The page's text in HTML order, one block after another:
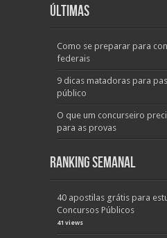
Últimas
Como se preparar para
federais
9 dicas matadoras para
público
O que um concurseiro
para as provas
Ranking Semanal
40 apostilas grátis para
Concursos Públicos
41 views